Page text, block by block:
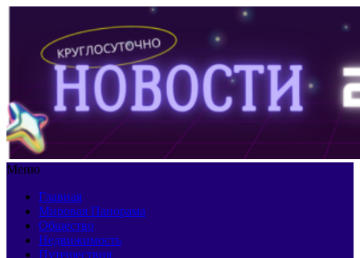
Меню
Главная
Мировая Панорама
Общество
Недвижимость
Путешествия